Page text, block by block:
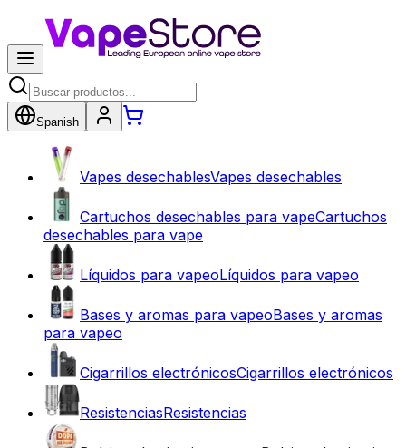
Spanish
Vapes desechablesVapes desechables
Cartuchos desechables para vapeCartuchos
desechables para vape
Líquidos para vapeoLíquidos para vapeo
Bases y aromas para vapeoBases y aromas
para vapeo
Cigarrillos electrónicosCigarrillos electrónicos
ResistenciasResistencias